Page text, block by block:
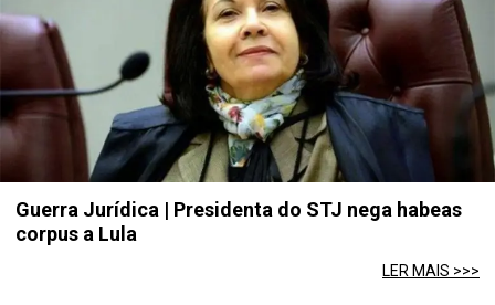
Guerra Jurídica | Presidenta do STJ nega habeas
corpus a Lula
LER MAIS >>>